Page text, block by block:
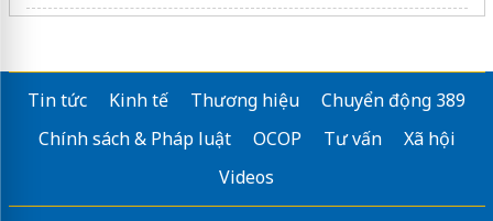
Tin tức Kinh tế Thương hiệu
Chuyển động 389
Chính sách & Pháp luật
OCOP Tư vấn
Xã hội
Videos